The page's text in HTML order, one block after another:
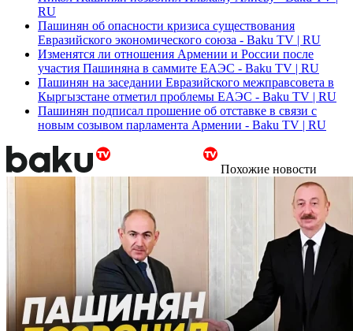
RU
Пашинян об опасности кризиса существования
Евразийского экономического союза - Baku TV | RU
Изменятся ли отношения Армении и России после
участия Пашиняна в саммите ЕАЭС - Baku TV | RU
Пашинян на заседании Евразийского межправсовета в
Кыргызстане отметил проблемы ЕАЭС - Baku TV | RU
Пашинян подписал прошение об отставке в связи с
новым созывом парламента Армении - Baku TV | RU
Похожие новости